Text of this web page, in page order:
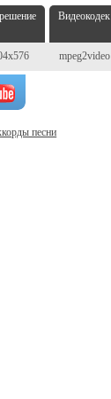
Видеокодек
mpeg2video
песни